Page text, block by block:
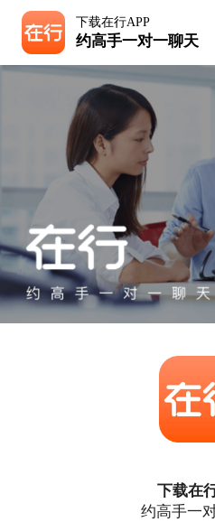
下载在行APP
约高手一对一聊天
下载在
约高手一